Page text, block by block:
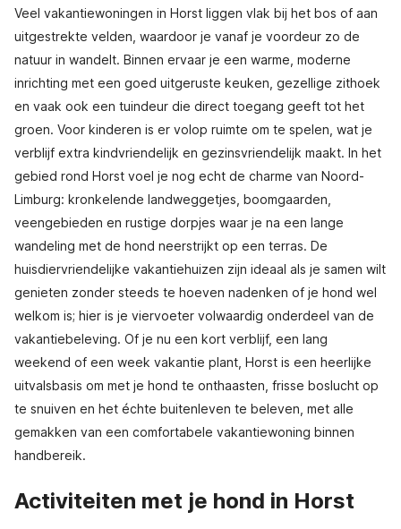
Veel vakantiewoningen in Horst liggen vlak bij het bos of aan
uitgestrekte velden, waardoor je vanaf je voordeur zo de
natuur in wandelt. Binnen ervaar je een warme, moderne
inrichting met een goed uitgeruste keuken, gezellige zithoek
en vaak ook een tuindeur die direct toegang geeft tot het
groen. Voor kinderen is er volop ruimte om te spelen, wat je
verblijf extra kindvriendelijk en gezinsvriendelijk maakt. In het
gebied rond Horst voel je nog echt de charme van Noord-
Limburg: kronkelende landweggetjes, boomgaarden,
veengebieden en rustige dorpjes waar je na een lange
wandeling met de hond neerstrijkt op een terras. De
huisdiervriendelijke vakantiehuizen zijn ideaal als je samen wilt
genieten zonder steeds te hoeven nadenken of je hond wel
welkom is; hier is je viervoeter volwaardig onderdeel van de
vakantiebeleving. Of je nu een kort verblijf, een lang
weekend of een week vakantie plant, Horst is een heerlijke
uitvalsbasis om met je hond te onthaasten, frisse boslucht op
te snuiven en het échte buitenleven te beleven, met alle
gemakken van een comfortabele vakantiewoning binnen
handbereik.
Activiteiten met je hond in Horst